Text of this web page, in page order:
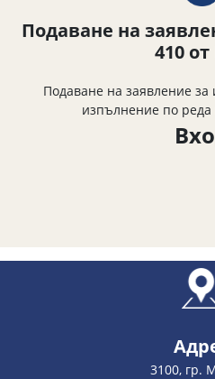
Подаване на
410
Подаване на заявление за
изпълнение по реда
3100, гр.